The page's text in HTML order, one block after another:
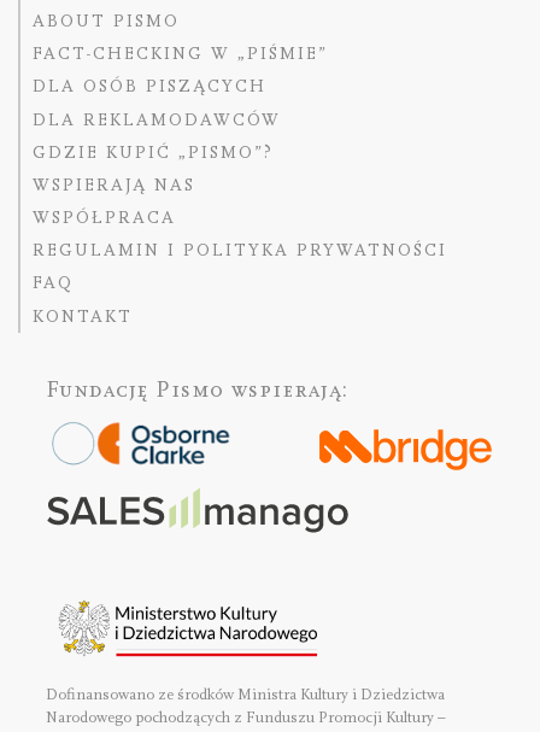
ABOUT PISMO
FACT-CHECKING W „PIŚMIE”
DLA OSÓB PISZĄCYCH
DLA REKLAMODAWCÓW
GDZIE KUPIĆ „PISMO”?
WSPIERAJĄ NAS
WSPÓŁPRACA
REGULAMIN I POLITYKA PRYWATNOŚCI
FAQ
KONTAKT
Fundację Pismo wspierają:
Dofinansowano ze środków Ministra Kultury i Dziedzictwa
Narodowego pochodzących z Funduszu Promocji Kultury –